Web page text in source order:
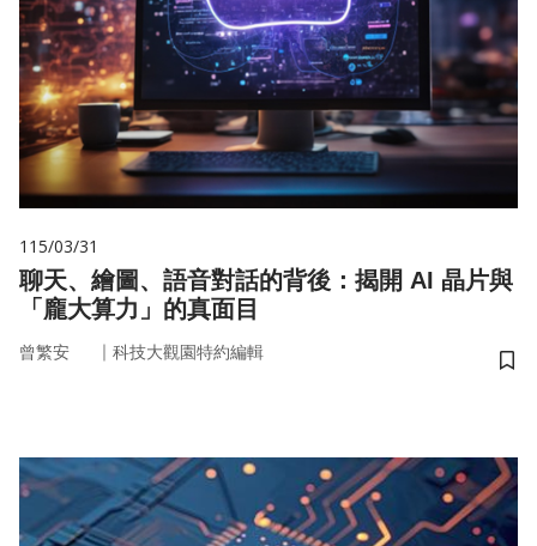
115/03/31
聊天、繪圖、語音對話的背後：揭開 AI 晶片與
「龐大算力」的真面目
曾繁安 ｜ 科技大觀園特約編輯
儲